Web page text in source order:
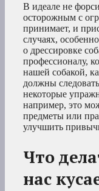
В идеале не
осторожным с
принимает, и
случаях,
о дрессировке
профессионалу,
нашей собакой,
должны
некоторые
например, это
предметы или
улучшить
Что
нас